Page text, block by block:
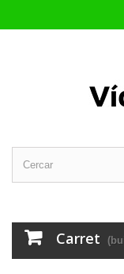
Carret